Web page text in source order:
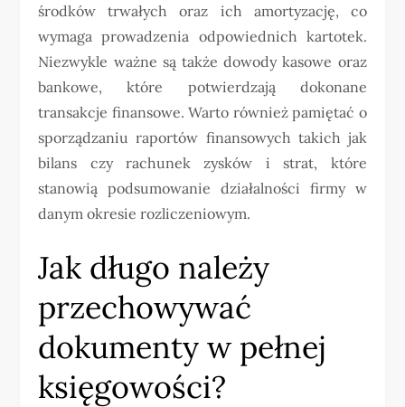
środków trwałych oraz ich amortyzację, co
wymaga prowadzenia odpowiednich kartotek.
Niezwykle ważne są także dowody kasowe oraz
bankowe, które potwierdzają dokonane
transakcje finansowe. Warto również pamiętać o
sporządzaniu raportów finansowych takich jak
bilans czy rachunek zysków i strat, które
stanowią podsumowanie działalności firmy w
danym okresie rozliczeniowym.
Jak długo należy
przechowywać
dokumenty w pełnej
księgowości?